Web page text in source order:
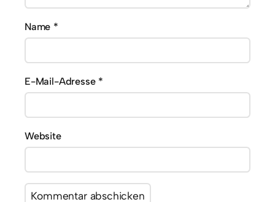
Name *
E-Mail-Adresse *
Website